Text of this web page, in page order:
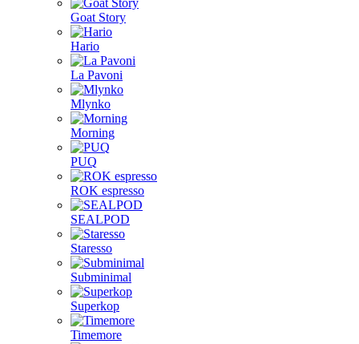
Goat Story
Hario
La Pavoni
Mlynko
Morning
PUQ
ROK espresso
SEALPOD
Staresso
Subminimal
Superkop
Timemore